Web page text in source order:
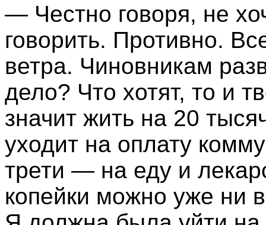
— Честно говоря, не
говорить. Противно.
ветра. Чиновникам
дело? Что хотят, то и
значит жить на 20
уходит на оплату
трети — на еду и
копейки можно уже ни